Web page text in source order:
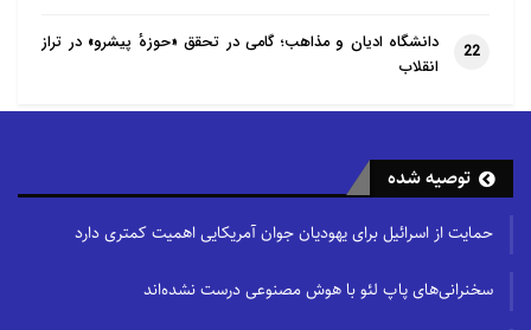
22
دانشگاه ادیان و مذاهب؛ گامی در تحقق «حوزهٔ پیشرو» در تراز
انقلاب
توصیه شده
حمایت از اسرائیل برای یهودیان جوان آمریکایی اهمیت کمتری دارد
سخنرانی‌های پاپ لئو با هوش مصنوعی درست نشده‌اند